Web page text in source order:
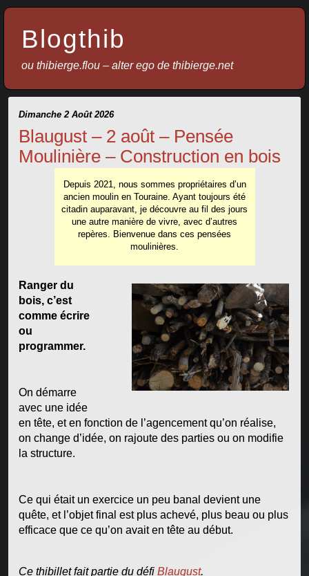
Blogthib
ou thibierge.flou – alter ego de thibierge.net
Dimanche 2 Août 2026
Blaugust – 2 août – Pensée
Moulinière – Construction en bois
Depuis 2021, nous sommes propriétaires d’un
ancien moulin en Touraine. Ayant toujours été
citadin auparavant, je découvre au fil des jours
une autre manière de vivre, avec d’autres
repères. Bienvenue dans ces pensées
moulinières.
Ranger du
bois, c’est
comme écrire
ou
programmer.
On démarre
avec une idée
en tête, et en fonction de l’agencement qu’on réalise,
on change d’idée, on rajoute des parties ou on modifie
la structure.
Ce qui était un exercice un peu banal devient une
quête, et l’objet final est plus achevé, plus beau ou plus
efficace que ce qu’on avait en tête au début.
Ce thibillet fait partie du défi Blaugust.